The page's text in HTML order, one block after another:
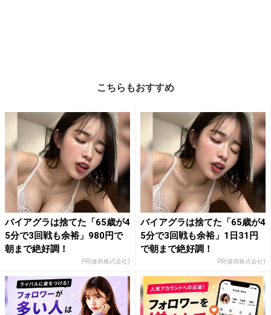
こちらもおすすめ
バイアグラは捨てた「65歳が4
5分で3回戦も余裕」980円で
朝まで絶好調！
PR(健商株式会社)
バイアグラは捨てた「65歳が4
5分で3回戦も余裕」1日31円
で朝まで絶好調！
PR(健商株式会社)